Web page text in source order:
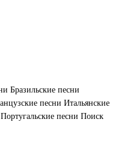
Бразильские песни
песни Итальянские
Португальские песни Поиск